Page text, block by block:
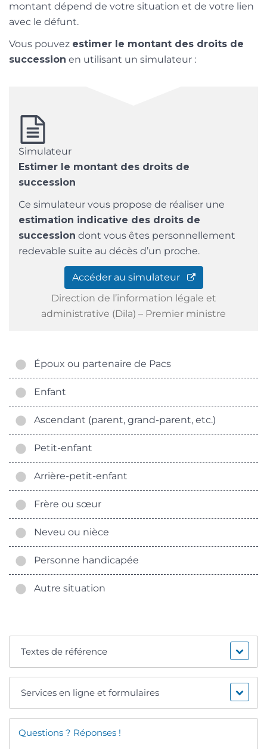
montant dépend de votre situation et de votre lien
avec le défunt.
Vous pouvez estimer le montant des droits de
succession en utilisant un simulateur :
Simulateur
Estimer le montant des droits de
succession
Ce simulateur vous propose de réaliser une
estimation indicative des droits de
succession dont vous êtes personnellement
redevable suite au décès d’un proche.
Accéder au simulateur
Direction de l’information légale et
administrative (Dila) – Premier ministre
Époux ou partenaire de Pacs
Enfant
Ascendant (parent, grand-parent, etc.)
Petit-enfant
Arrière-petit-enfant
Frère ou sœur
Neveu ou nièce
Personne handicapée
Autre situation
Textes de référence
Services en ligne et formulaires
Questions ? Réponses !